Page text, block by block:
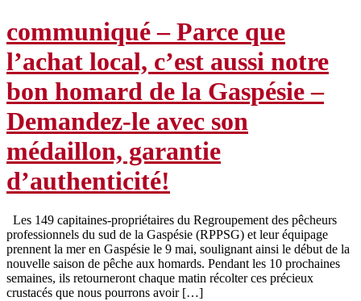
communiqué – Parce que
l’achat local, c’est aussi notre
bon homard de la Gaspésie –
Demandez-le avec son
médaillon, garantie
d’authenticité!
Les 149 capitaines-propriétaires du Regroupement des pêcheurs
professionnels du sud de la Gaspésie (RPPSG) et leur équipage
prennent la mer en Gaspésie le 9 mai, soulignant ainsi le début de la
nouvelle saison de pêche aux homards. Pendant les 10 prochaines
semaines, ils retourneront chaque matin récolter ces précieux
crustacés que nous pourrons avoir […]